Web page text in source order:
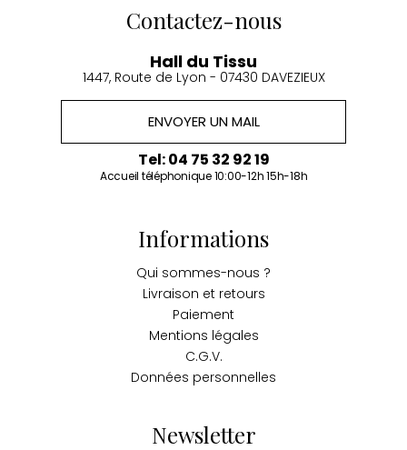
Contactez-nous
Hall du Tissu
1447, Route de Lyon - 07430 DAVEZIEUX
ENVOYER UN MAIL
Tel: 04 75 32 92 19
Accueil téléphonique 10:00-12h 15h-18h
Informations
Qui sommes-nous ?
Livraison et retours
Paiement
Mentions légales
C.G.V.
Données personnelles
Newsletter